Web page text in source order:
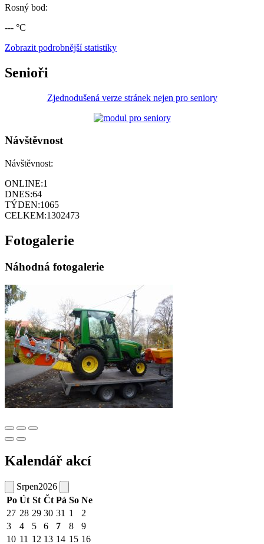
Rosný bod:
--- °C
Zobrazit podrobnější statistiky
Senioři
Zjednodušená verze stránek nejen pro seniory
Návštěvnost
Návštěvnost:
ONLINE:1
DNES:64
TÝDEN:1065
CELKEM:1302473
Fotogalerie
Náhodná fotogalerie
Kalendář akcí
Srpen2026
Po Út St Čt Pá So Ne
27 28 29 30 31 1
2
3
4 5 6 7 8
9
10 11 12 13 14 15 16